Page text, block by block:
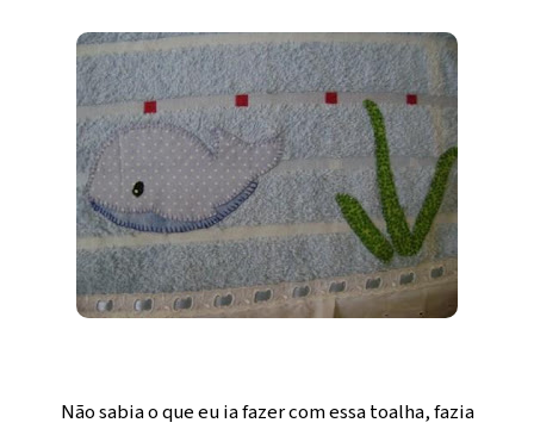
Não sabia o que eu ia fazer com essa toalha, fazia